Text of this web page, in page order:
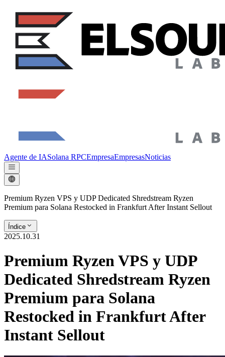
Agente de IASolana RPCEmpresaEmpresasNoticias
Premium Ryzen VPS y UDP Dedicated Shredstream Ryzen
Premium para Solana Restocked in Frankfurt After Instant Sellout
Índice
2025.10.31
Premium Ryzen VPS y UDP
Dedicated Shredstream Ryzen
Premium para Solana
Restocked in Frankfurt After
Instant Sellout